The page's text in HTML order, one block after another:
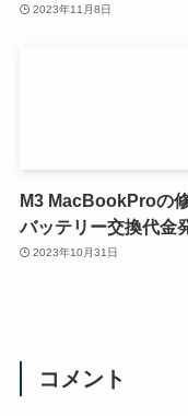
2023年11月8日
M3 MacBookProの
バッテリー交換代金
2023年10月31日
コメント